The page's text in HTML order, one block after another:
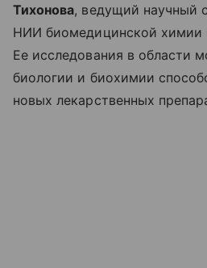
Тихонова, ведущий научный
НИИ биомедицинской химии
Ее исследования в области
биологии и биохимии
новых лекарственных